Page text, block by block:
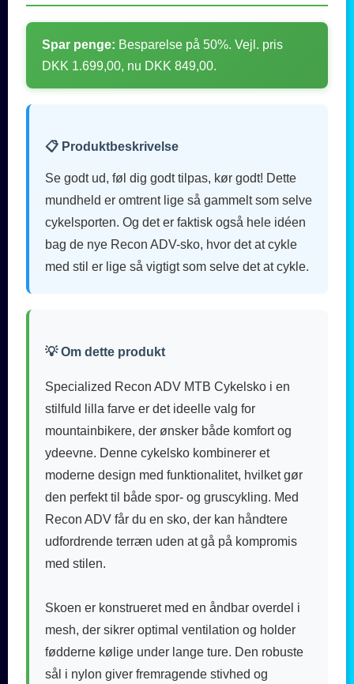
Spar penge: Besparelse på 50%. Vejl. pris
DKK 1.699,00, nu DKK 849,00.
📋 Produktbeskrivelse
Se godt ud, føl dig godt tilpas, kør godt! Dette
mundheld er omtrent lige så gammelt som selve
cykelsporten. Og det er faktisk også hele idéen
bag de nye Recon ADV-sko, hvor det at cykle
med stil er lige så vigtigt som selve det at cykle.
💡 Om dette produkt
Specialized Recon ADV MTB Cykelsko i en
stilfuld lilla farve er det ideelle valg for
mountainbikere, der ønsker både komfort og
ydeevne. Denne cykelsko kombinerer et
moderne design med funktionalitet, hvilket gør
den perfekt til både spor- og gruscykling. Med
Recon ADV får du en sko, der kan håndtere
udfordrende terræn uden at gå på kompromis
med stilen.
Skoen er konstrueret med en åndbar overdel i
mesh, der sikrer optimal ventilation og holder
fødderne kølige under lange ture. Den robuste
sål i nylon giver fremragende stivhed og